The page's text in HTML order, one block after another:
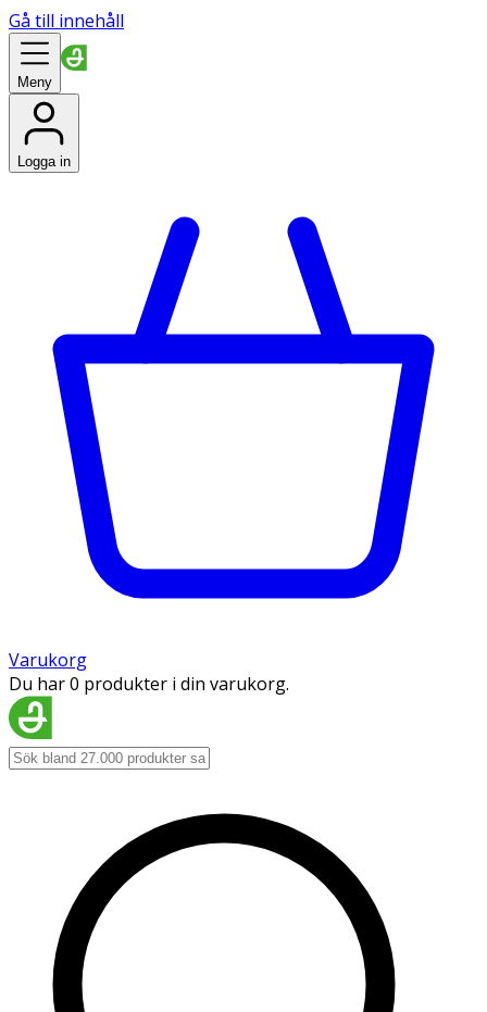
Gå till innehåll
Meny
Logga in
Varukorg
Du har 0 produkter i din varukorg.